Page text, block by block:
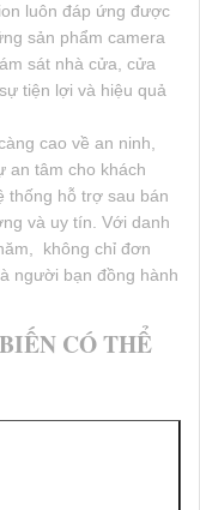
luôn đáp ứng được
sản phẩm camera
sát nhà cửa, cửa
tiện lợi và hiệu quả
cao về an ninh,
an tâm cho khách
thống hỗ trợ sau bán
và uy tín. Với danh
không chỉ đơn
người bạn đồng hành
CÓ THỂ